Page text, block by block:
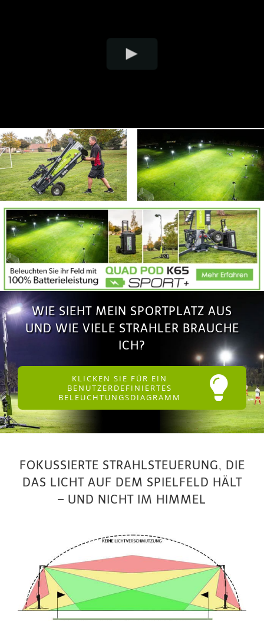
WIE SIEHT MEIN SPORTPLATZ AUS
UND WIE VIELE STRAHLER BRAUCHE
ICH?
KLICKEN SIE FÜR EIN
BENUTZERDEFINIERTES
BELEUCHTUNGSDIAGRAMM
FOKUSSIERTE STRAHLSTEUERUNG, DIE
DAS LICHT AUF DEM SPIELFELD HÄLT
– UND NICHT IM HIMMEL